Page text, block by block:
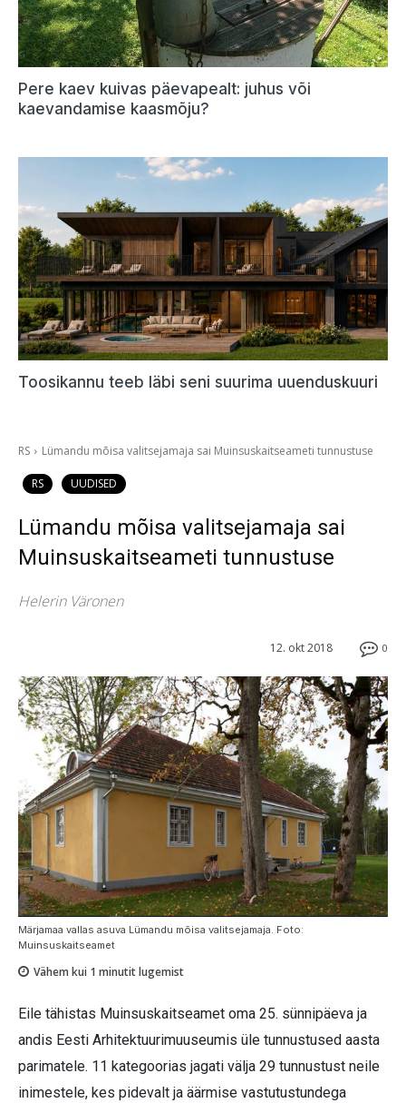
Pere kaev kuivas päevapealt: juhus või
kaevandamise kaasmõju?
Toosikannu teeb läbi seni suurima uuenduskuuri